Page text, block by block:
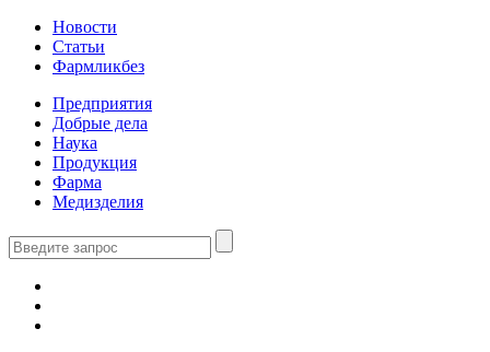
Новости
Статьи
Фармликбез
Предприятия
Добрые дела
Наука
Продукция
Фарма
Медизделия